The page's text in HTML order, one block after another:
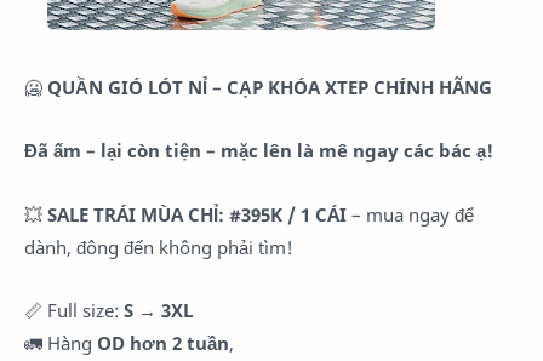
🥶 QUẦN GIÓ LÓT NỈ – CẠP KHÓA XTEP CHÍNH HÃNG
Đã ấm – lại còn tiện – mặc lên là mê ngay các bác ạ!
💥 SALE TRÁI MÙA CHỈ: #395K / 1 CÁI – mua ngay để
dành, đông đến không phải tìm!
📏 Full size: S → 3XL
🚛 Hàng OD hơn 2 tuần,